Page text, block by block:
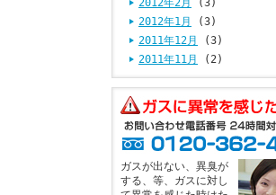
2012年2月
(3)
2012年1月
(3)
2011年12月
(3)
2011年11月
(2)
ガスが出ない、異臭が
する、等、ガスに対し